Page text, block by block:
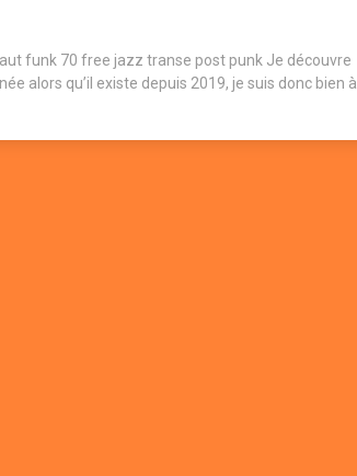
funk 70 free jazz transe post punk Je découvre
alors qu’il existe depuis 2019, je suis donc bien à